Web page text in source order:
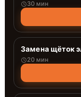
30 мин
Замена щёток
20 мин